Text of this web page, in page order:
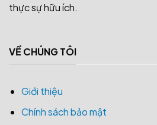
thực sự hữu ích.
VỀ CHÚNG TÔI
Giới thiệu
Chính sách bảo mật